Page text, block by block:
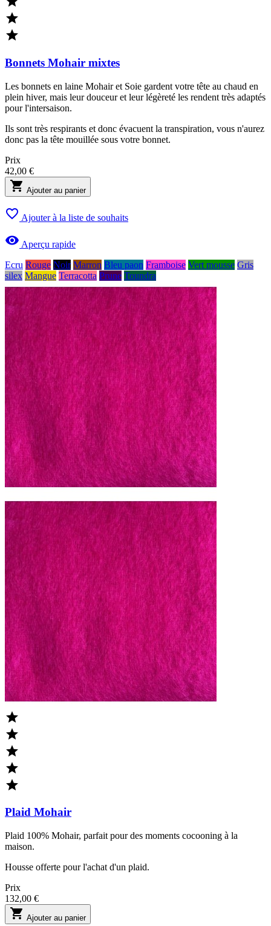


Bonnets Mohair mixtes
Les bonnets en laine Mohair et Soie gardent votre tête au chaud en
plein hiver, mais leur douceur et leur légèreté les rendent très adaptés
pour l'intersaison.
Ils sont très respirants et donc évacuent la transpiration, vous n'aurez
donc pas la tête mouillée sous votre bonnet.
Prix
42,00 €
 Ajouter au panier
 Ajouter à la liste de souhaits
 Aperçu rapide
Ecru Rouge Noir Marron Bleu paon Framboise Vert mousse Gris
silex Mangue Terracotta Prune Toundra





Plaid Mohair
Plaid 100% Mohair, parfait pour des moments cocooning à la
maison.
Housse offerte pour l'achat d'un plaid.
Prix
132,00 €
 Ajouter au panier